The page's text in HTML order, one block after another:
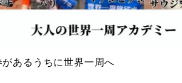
あるうちに世界一周へ